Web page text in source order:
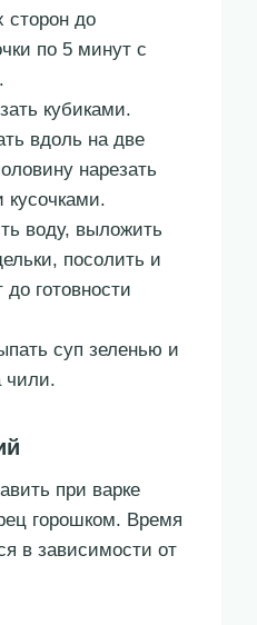
сторон до
по 5 минут с
кубиками.
вдоль на две
нарезать
кусочками.
воду, выложить
посолить и
готовности
суп зеленью и
чили.
при варке
горошком. Время
в зависимости от